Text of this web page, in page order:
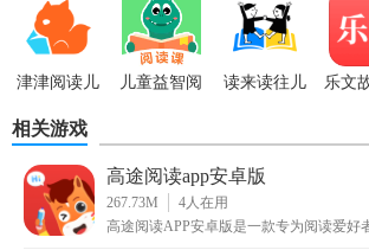
津津阅读儿
儿童益智阅
读来读往儿
乐文
相关游戏
高途阅读app安卓版
267.73M 4 人在用
高途阅读APP安卓版是一款专为阅读爱好者